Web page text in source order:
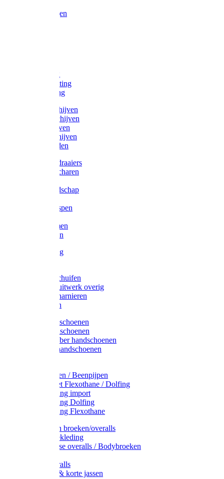
Aanlegringen
Voetketting
Scheepsketting
Victorketting
Afbraamschijven
Doorslijpschijven
Lamelschijven
Diamantschijven
Laselektroden
Schroevendraaiers
Tangen / Scharen
Meetgereedschap
Vijlen / Raspen
Lijmklemmen
Waterpassen
Bouwbeslag
Grendels/schuifen
Hang en sluitwerk overig
Hengen/scharnieren
Scharnieren
Latex handschoenen
Leren handschoenen
PVC / Rubber handschoenen
Katoenen handschoenen
Plukmouwen / Beenpijpen
Reparatieset Flexothane / Dolfing
Regenkleding import
Regenkleding Dolfing
Regenkleding Flexothane
Toebehoren broeken/overalls
Signalisatiekleding
Amerikaanse overalls / Bodybroeken
Kinderoveralls
Stofjassen & korte jassen